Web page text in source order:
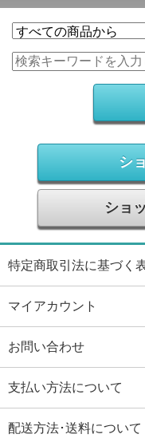
シ
ショ
特定商取引法に基づく
マイアカウント
お問い合わせ
支払い方法について
配送方法･送料について